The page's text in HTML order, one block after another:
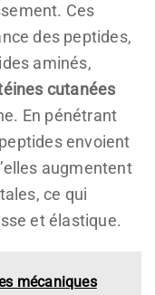
Ces
des peptides,
aminés,
cutanées
En pénétrant
envoient
augmentent
ce qui
et élastique.
mécaniques